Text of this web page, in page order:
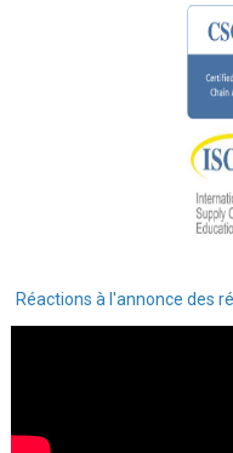
Réactions à l'annonce des